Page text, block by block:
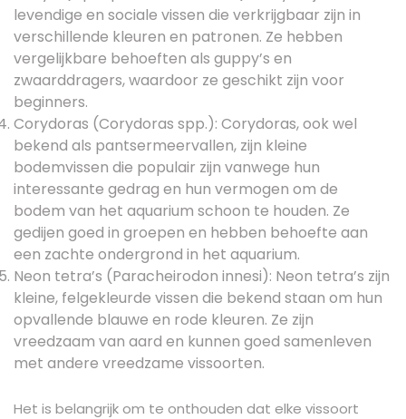
levendige en sociale vissen die verkrijgbaar zijn in
verschillende kleuren en patronen. Ze hebben
vergelijkbare behoeften als guppy’s en
zwaarddragers, waardoor ze geschikt zijn voor
beginners.
Corydoras (Corydoras spp.): Corydoras, ook wel
bekend als pantsermeervallen, zijn kleine
bodemvissen die populair zijn vanwege hun
interessante gedrag en hun vermogen om de
bodem van het aquarium schoon te houden. Ze
gedijen goed in groepen en hebben behoefte aan
een zachte ondergrond in het aquarium.
Neon tetra’s (Paracheirodon innesi): Neon tetra’s zijn
kleine, felgekleurde vissen die bekend staan om hun
opvallende blauwe en rode kleuren. Ze zijn
vreedzaam van aard en kunnen goed samenleven
met andere vreedzame vissoorten.
Het is belangrijk om te onthouden dat elke vissoort